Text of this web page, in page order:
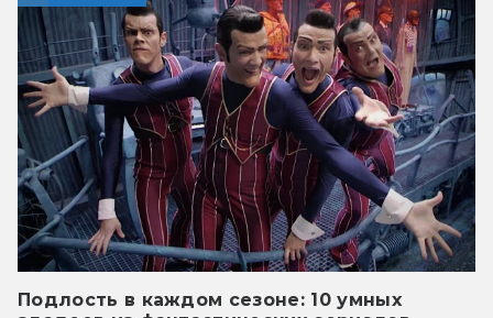
Подлость в каждом сезоне: 10 умных